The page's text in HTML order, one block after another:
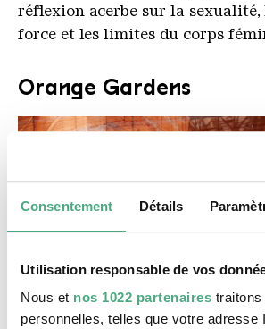
Consentement Détails
Utilisation responsable de vos
Nous et nos 1022 partenaires traitons
personnelles, telles que votre adresse
réflexion acerbe sur la sexualité,
force et les limites du corps
Orange Gardens